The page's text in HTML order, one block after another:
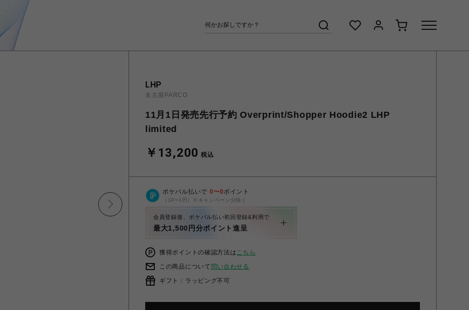
LHP
名古屋PARCO
11月1日発売先行予約 Overprint/Shopper Hoodie2 LHP
limited
￥13,200 税込
ポケパル払いで 0〜0ポイント
（1P=1円）※キャンペーン分除く
会員登録後、ポケパル払い初回登録&利用で
最大1,500円分ポイント進呈
獲得ポイントの確認方法はこちら
この商品について 問い合わせる
ギフト：ラッピング不可